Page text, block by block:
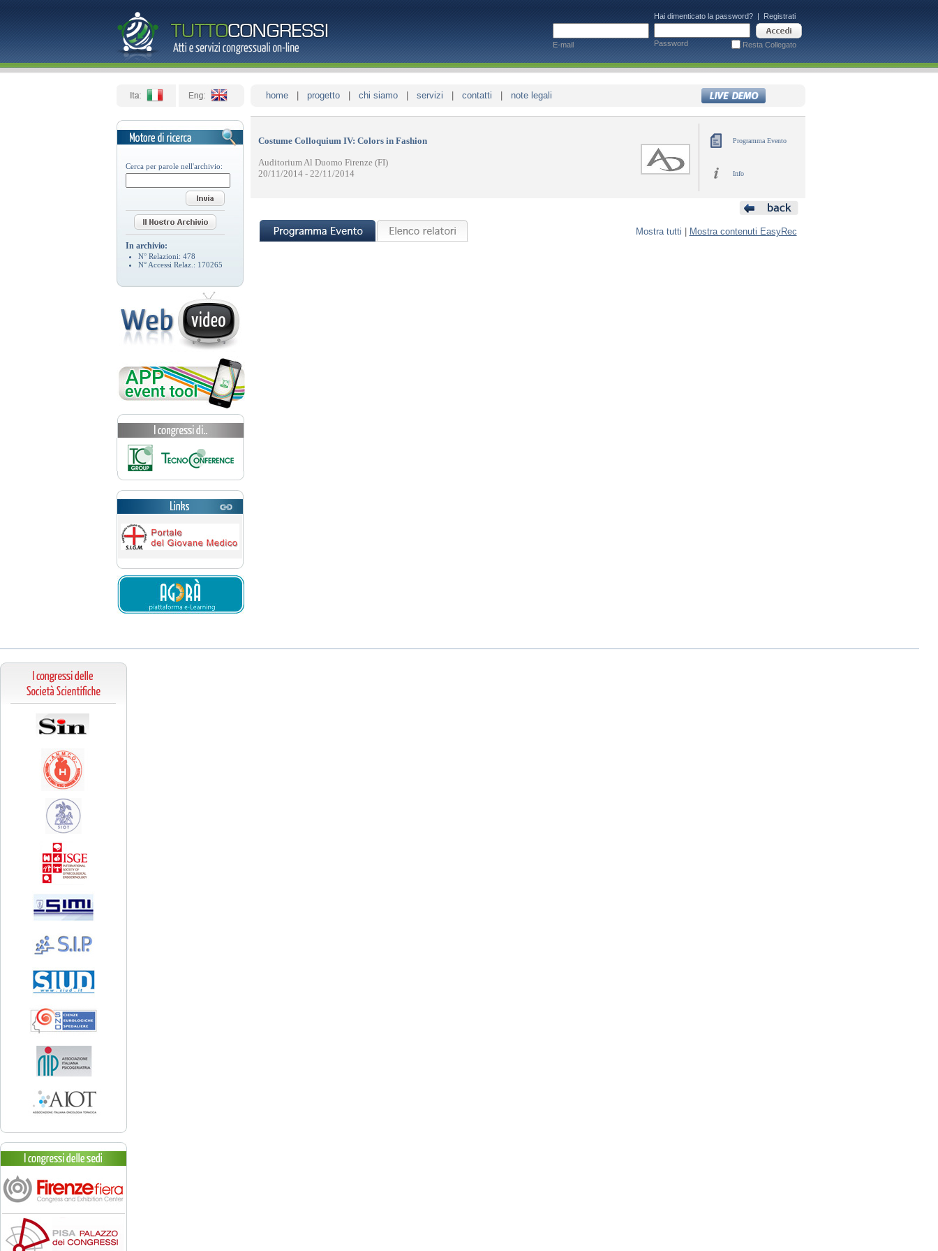
Hai dimenticato la password? | Registrati
E-mail Password Resta Collegato
Cerca per parole nell'archivio:
In archivio:
N° Relazioni: 478
N° Accessi Relaz.: 170265
home progetto chi siamo servizi contatti note legali
Costume Colloquium IV: Colors in Fashion
Auditorium Al Duomo Firenze (FI)
20/11/2014 - 22/11/2014
Programma Evento
Info
Mostra tutti Mostra contenuti EasyRec